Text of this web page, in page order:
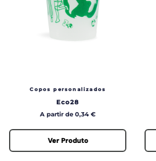
Copos personalizados
Eco28
Preço
A partir de 0,34 €
Ver Produto